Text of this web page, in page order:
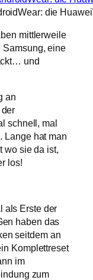
die
mittlerweile
Samsung, eine
und
an
schnell, mal
Lange hat man
wo sie da ist,
los!
als Erste der
haben das
seitdem an
Komplettreset
im
zum